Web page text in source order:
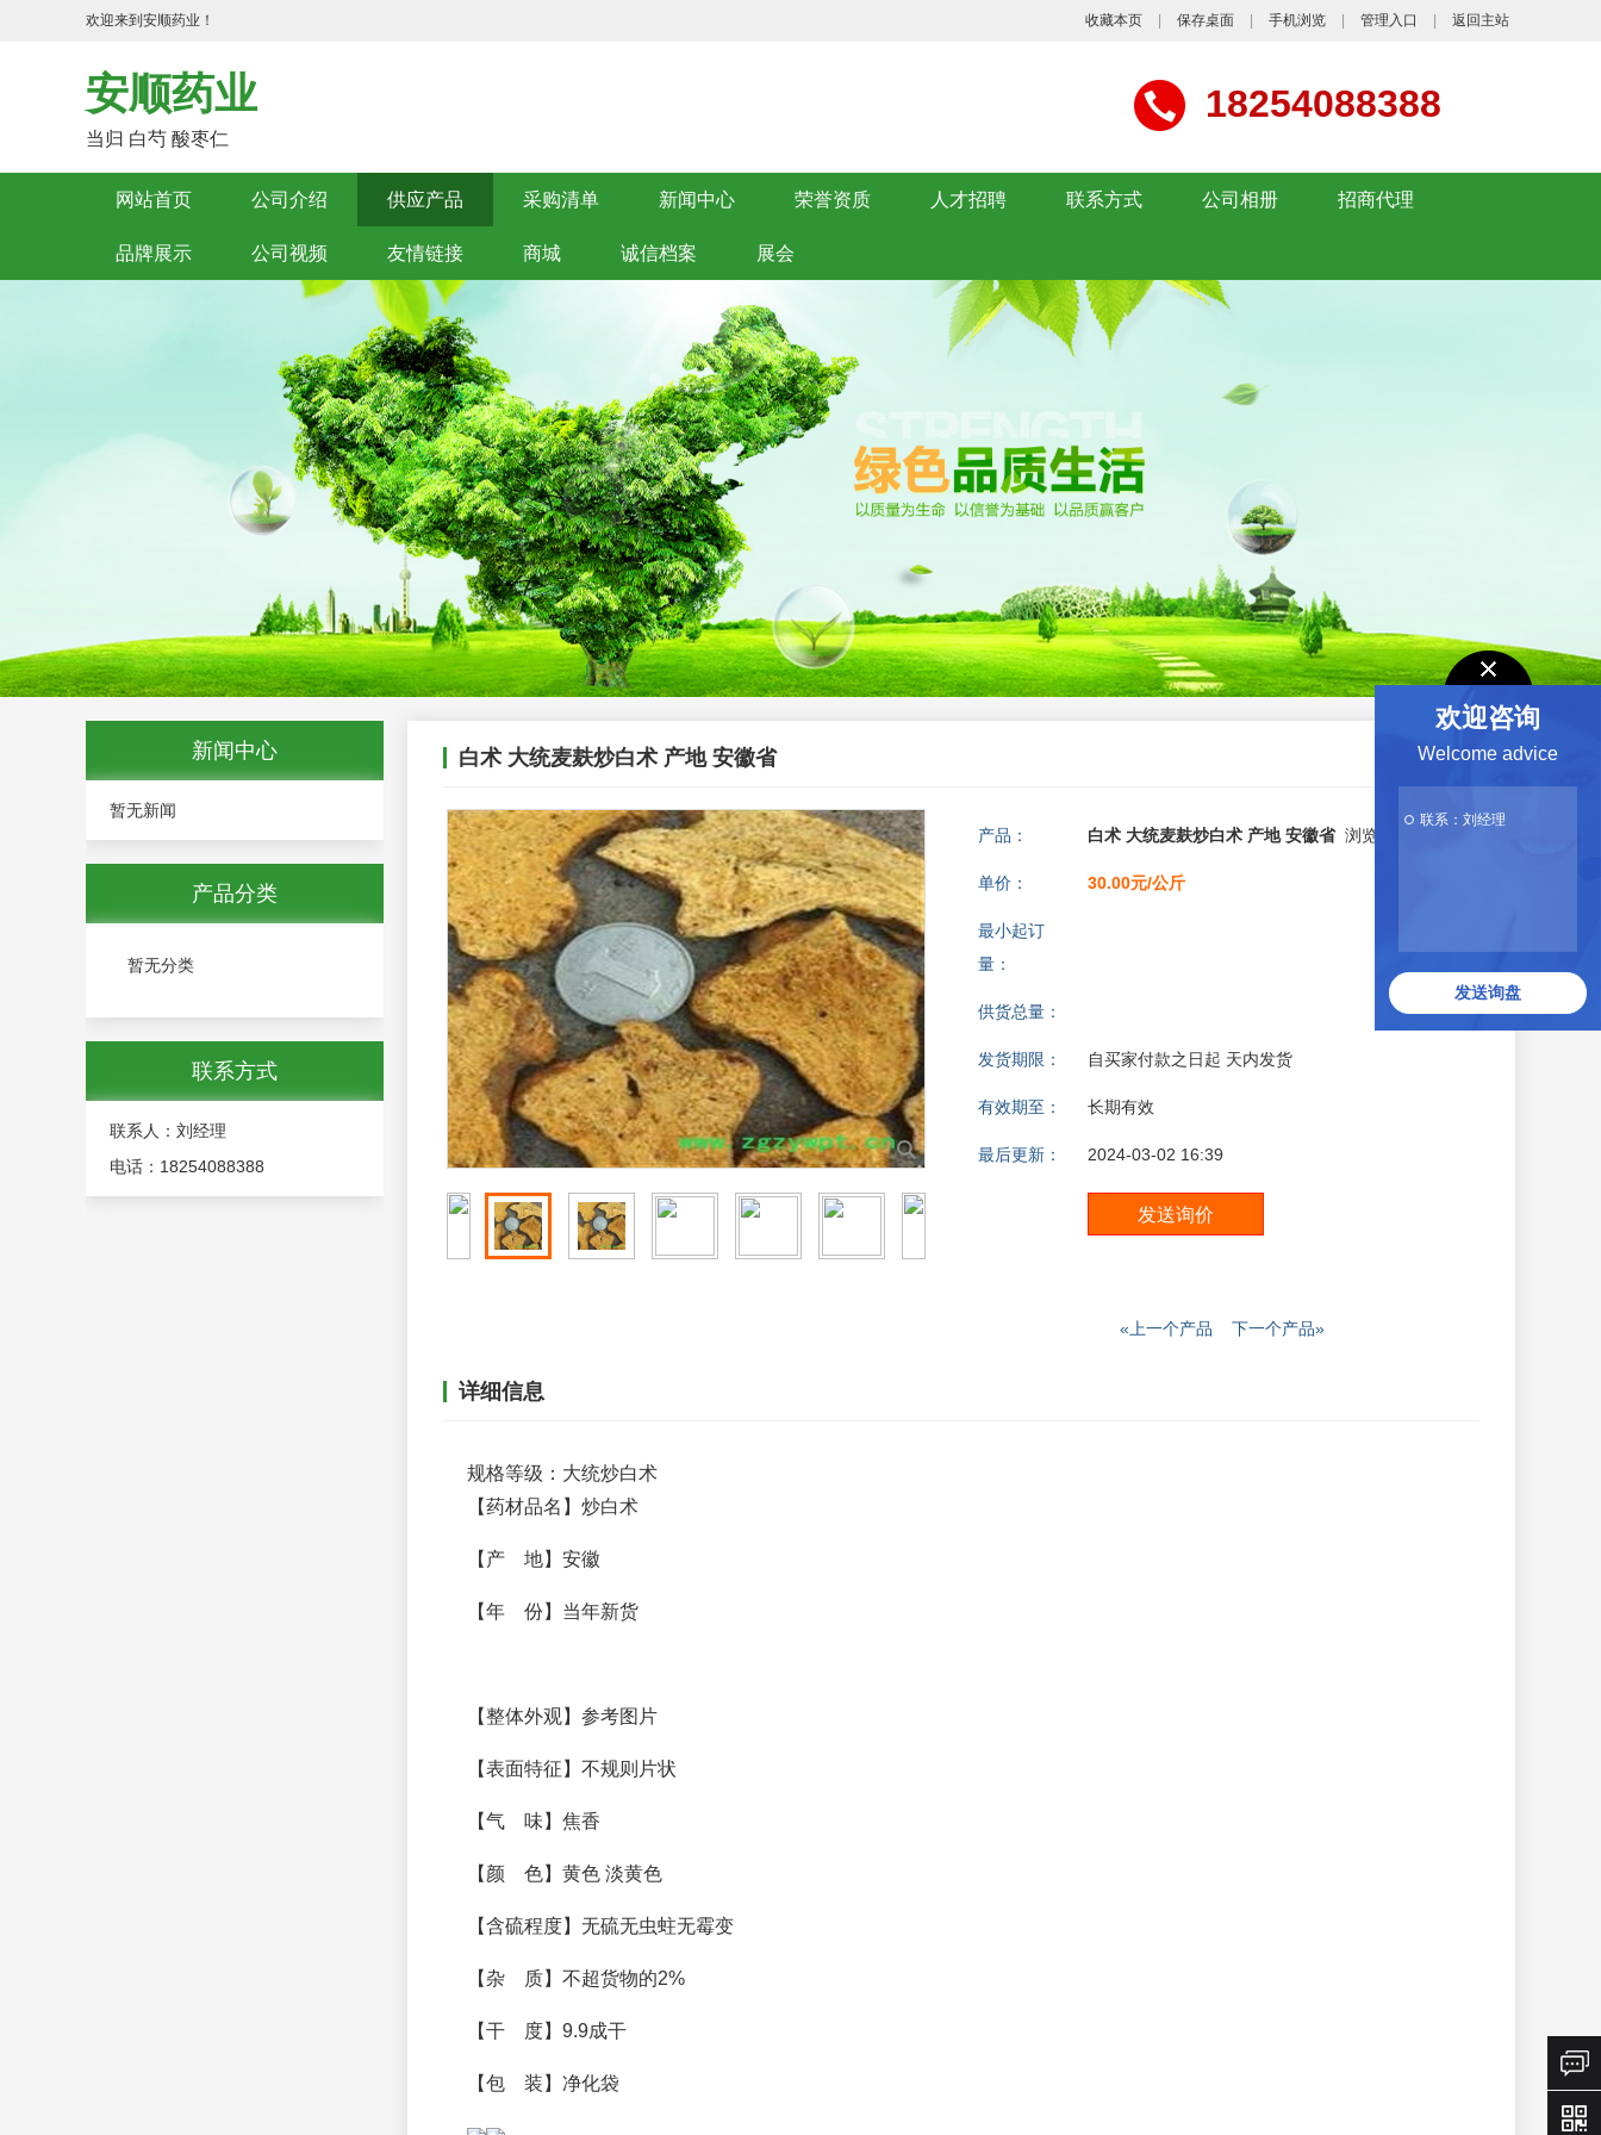
欢迎来到安顺药业！ 收藏本页 保存桌面 手机浏览 管理入口 返回主站
安顺药业
当归 白芍 酸枣仁
18254088388
网站首页 公司介绍 供应产品 采购清单 新闻中心 荣誉资质 人才招聘 联系方式 公司相册 招商代理
品牌展示 公司视频 友情链接 商城 诚信档案 展会
新闻中心
暂无新闻
产品分类
暂无分类
联系方式
联系人：刘经理
电话：18254088388
白术 大统麦麸炒白术 产地 安徽省
产品： 浏览次数：1031
白术 大统麦麸炒白术 产地 安徽省
单价： 30.00元/公斤
最小起订
量：
供货总量：
发货期限： 自买家付款之日起 天内发货
有效期至： 长期有效
最后更新： 2024-03-02 16:39
«上一个产品 下一个产品»
详细信息
规格等级：大统炒白术
【药材品名】炒白术
【产 地】安徽
【年 份】当年新货
【整体外观】参考图片
【表面特征】不规则片状
【气 味】焦香
【颜 色】黄色 淡黄色
【含硫程度】无硫无虫蛀无霉变
【杂 质】不超货物的2%
【干 度】9.9成干
【包 装】净化袋
欢迎咨询
Welcome advice
联系：刘经理
发送询盘